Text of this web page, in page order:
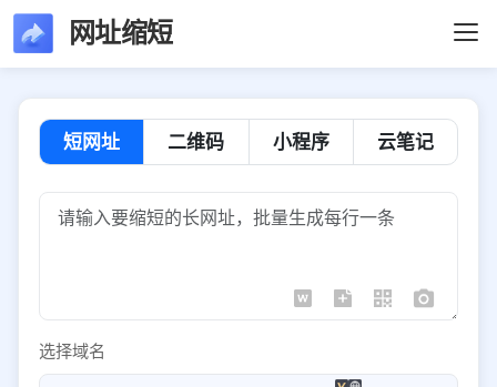
网址缩短
短网址 二维码 小程序 云笔记
选择域名